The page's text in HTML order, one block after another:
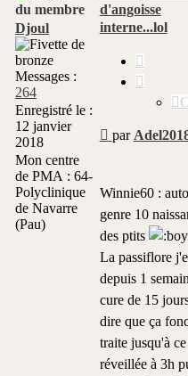
d'angoisse
interne...lol
Message
par
Winnie60 :
genre 10
des ptits
La passiflore
depuis 1
cure de 15
dire que ça
traite jusqu'à
réveillée à 3h
Djoul
Messages :
264
Enregistré le :
12 janvier
2018
Mon centre
de PMA : 64-
Polyclinique
de Navarre
(Pau)